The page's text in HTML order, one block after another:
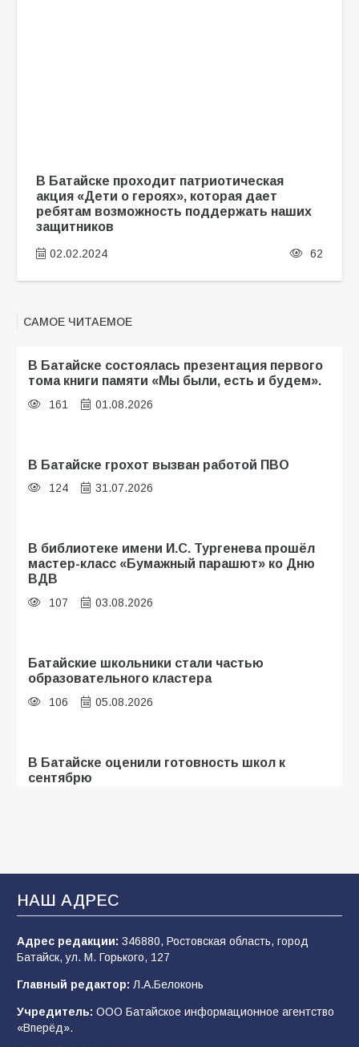
В Батайске проходит патриотическая
акция «Дети о героях», которая дает
ребятам возможность поддержать наших
защитников
02.02.2024 62
САМОЕ ЧИТАЕМОЕ
В Батайске состоялась презентация первого
тома книги памяти «Мы были, есть и будем».
161 01.08.2026
В Батайске грохот вызван работой ПВО
124 31.07.2026
В библиотеке имени И.С. Тургенева прошёл
мастер-класс «Бумажный парашют» ко Дню
ВДВ
107 03.08.2026
Батайские школьники стали частью
образовательного кластера
106 05.08.2026
В Батайске оценили готовность школ к
сентябрю
соревнований
105 06.08.2026
«Мобилизация или набор?» Что на самом
деле происходит в армии России в августе
2026 года
101 03.08.2026
НАШ АДРЕС
Адрес редакции: 346880, Ростовская область, город
Батайск, ул. М. Горького, 127
Главный редактор: Л.А.Белоконь
Учредитель: ООО Батайское информационное агентство
«Вперёд».